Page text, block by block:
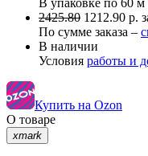
2425.80 1212.90 р.
По сумме заказа –
В наличии
Условия работы и
Купить на Ozon
О товаре
xmark